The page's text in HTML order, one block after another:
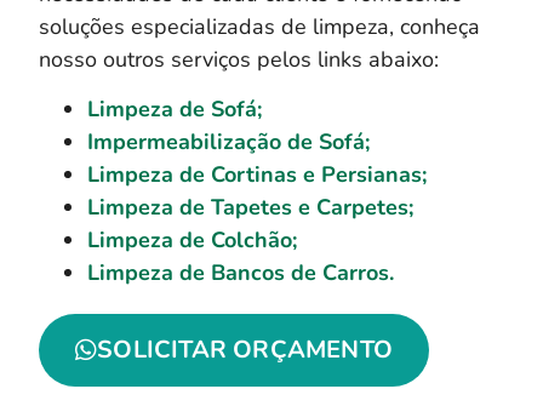
soluções especializadas de limpeza, conheça
nosso outros serviços pelos links abaixo:
Limpeza de Sofá;
Impermeabilização de Sofá;
Limpeza de Cortinas e Persianas;
Limpeza de Tapetes e Carpetes;
Limpeza de Colchão;
Limpeza de Bancos de Carros.
SOLICITAR ORÇAMENTO